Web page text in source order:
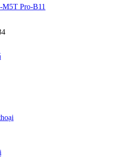
Pro-B11